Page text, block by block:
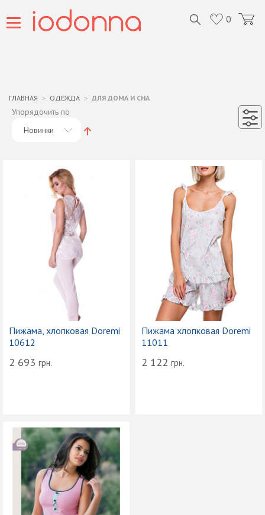
0
ГЛАВНАЯ ОДЕЖДА ДЛЯ ДОМА И СНА
Упорядочить по
Новинки
Пижама, хлопковая Doremi
10612
2 693 грн.
Пижама хлопковая Doremi
11011
2 122 грн.